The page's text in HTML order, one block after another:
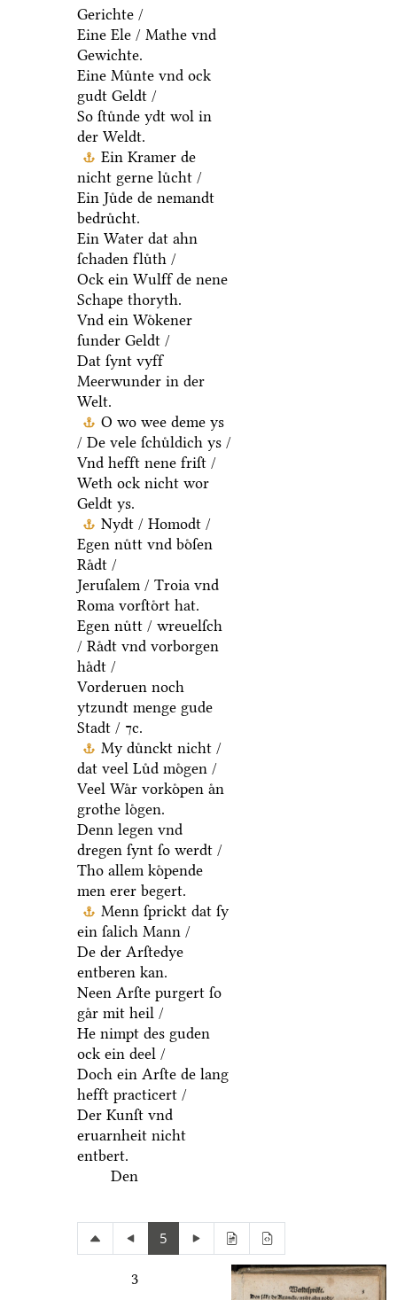
Gerichte /
Eine Ele / Mathe vnd
Gewichte.
Eine Muͤnte vnd ock
gudt Geldt /
So ſtuͤnde ydt wol in
der Weldt.
Ein Kramer de
nicht gerne luͤcht /
Ein Juͤde de nemandt
bedruͤcht.
Ein Water dat ahn
ſchaden fluͤth /
Ock ein Wulff de nene
Schape thoryth.
Vnd ein Woͤkener
ſunder Geldt /
Dat ſynt vyff
Meerwunder in der
Welt.
O wo wee deme ys
/ De vele ſchuͤldich ys /
Vnd hefft nene friſt /
Weth ock nicht wor
Geldt ys.
Nydt / Homodt /
Egen nuͤtt vnd boͤſen
Raͤdt /
Jeruſalem / Troia vnd
Roma vorſtoͤrt hat.
Egen nuͤtt / wreuelſch
/ Raͤdt vnd vorborgen
haͤdt /
Vorderuen noch
ytzundt menge gude
Stadt / ⁊c.
My duͤnckt nicht /
dat veel Luͤd moͤgen /
Veel Waͤr vorkoͤpen aͤn
grothe loͤgen.
Denn legen vnd
dregen ſynt ſo werdt /
Tho allem koͤpende
men erer begert.
Menn ſprickt dat ſy
ein ſalich Mann /
De der Arſtedye
entberen kan.
Neen Arſte purgert ſo
gaͤr mit heil /
He nimpt des guden
ock ein deel /
Doch ein Arſte de lang
hefft practicert /
Der Kunſt vnd
eruarnheit nicht
entbert.
Den
5
3